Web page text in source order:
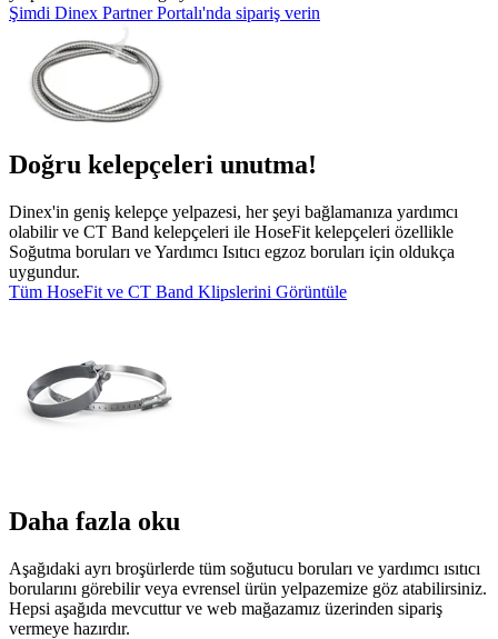
Şimdi Dinex Partner Portalı'nda sipariş verin
Doğru kelepçeleri unutma!
Dinex'in geniş kelepçe yelpazesi, her şeyi bağlamanıza yardımcı
olabilir ve CT Band kelepçeleri ile HoseFit kelepçeleri özellikle
Soğutma boruları ve Yardımcı Isıtıcı egzoz boruları için oldukça
uygundur.
Tüm HoseFit ve CT Band Klipslerini Görüntüle
Daha fazla oku
Aşağıdaki ayrı broşürlerde tüm soğutucu boruları ve yardımcı ısıtıcı
borularını görebilir veya evrensel ürün yelpazemize göz atabilirsiniz.
Hepsi aşağıda mevcuttur ve web mağazamız üzerinden sipariş
vermeye hazırdır.